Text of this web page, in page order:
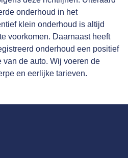
onderhoud in het
klein onderhoud is altijd
voorkomen. Daarnaast heeft
onderhoud een positief
de auto. Wij voeren de
en eerlijke tarieven.